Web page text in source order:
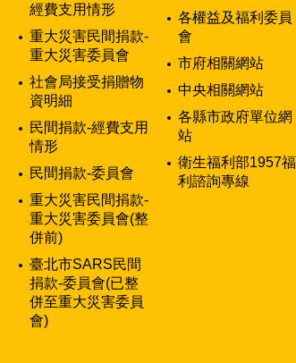
經費支用情形
重大災害民間捐款-
重大災害委員會
社會局接受捐贈物
資明細
民間捐款-經費支用
情形
民間捐款-委員會
重大災害民間捐款-
重大災害委員會(整
併前)
臺北市SARS民間
捐款-委員會(已整
併至重大災害委員
會)
各權益及福利委員
會
市府相關網站
中央相關網站
各縣市政府單位網
站
衛生福利部1957福
利諮詢專線